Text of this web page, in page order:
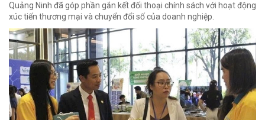
Quảng Ninh đã góp phần gắn kết đối thoại chính sách với hoạt động
xúc tiến thương mại và chuyển đổi số của doanh nghiệp.